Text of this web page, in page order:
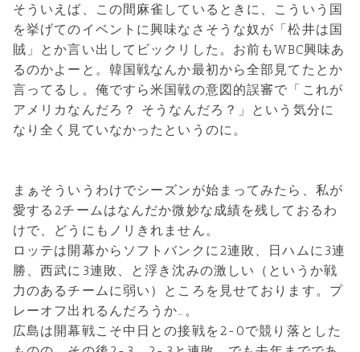
そういえば、この間麻雀しているときに、こういう国
を挙げてのイベントに興味なさそうな奴が「松井は国
賊」とか言い出してビックリした。お前もWBC興味あ
るのかよーと。韓国戦なんか最初から全部見てたとか
言ってるし。俺ですら米国戦の意図的誤審で「これが
アメリカなんだろ？ そうなんだろ？」という気分に
なり全く見ていなかったというのに。
まぁそういうわけでシーズンが始まってみたら、私が
愛する2チームはなんだか微妙な成績を残しておるわ
けで、どうにもノリきれません。
ロッテは開幕からソフトバンクに2連敗、日ハムに3連
勝、西武に3連敗、と浮き沈みの激しい（というか戦
力のあるチームに弱い）ところを見せております。プ
レーオフ出れるんだろうか…。
広島は開幕戦こそ中日との接戦を2-0で競り落とした